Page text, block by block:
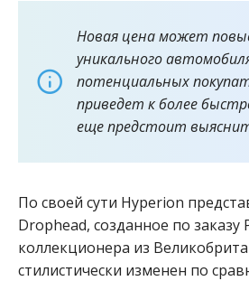
Новая цена может
уникального
потенциальных
приведет к более
еще предстоит
По своей сути Hyperion
Drophead, созданное по заказу
коллекционера из
стилистически изменен по